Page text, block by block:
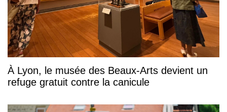
À Lyon, le musée des Beaux-Arts devient un
refuge gratuit contre la canicule